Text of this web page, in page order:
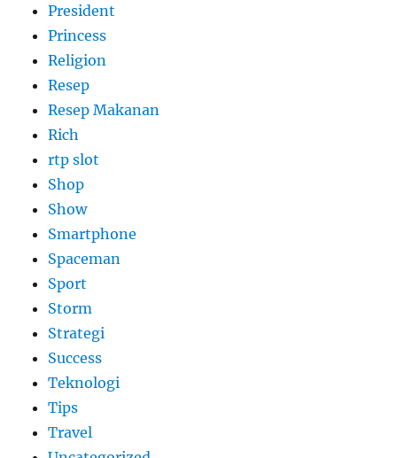
President
Princess
Religion
Resep
Resep Makanan
Rich
rtp slot
Shop
Show
Smartphone
Spaceman
Sport
Storm
Strategi
Success
Teknologi
Tips
Travel